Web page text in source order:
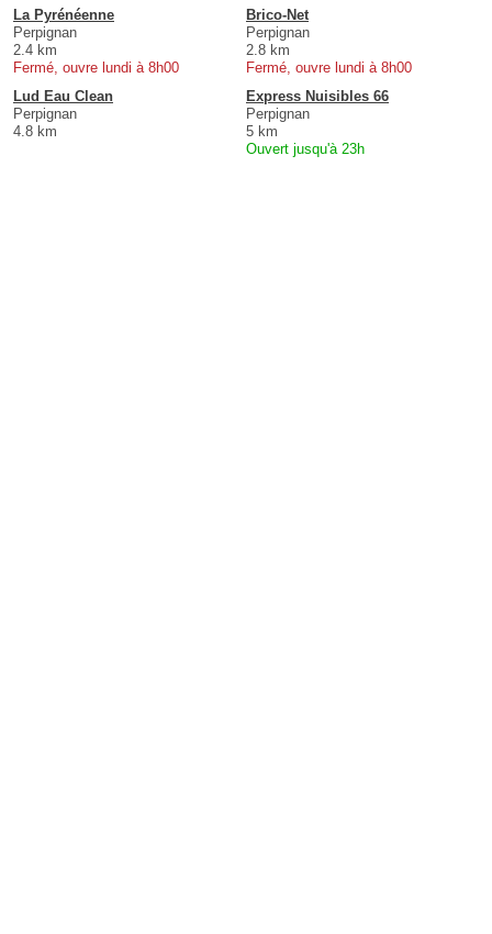
La Pyrénéenne
Perpignan
2.4 km
Fermé, ouvre lundi à 8h00
Brico-Net
Perpignan
2.8 km
Fermé, ouvre lundi à 8h00
Lud Eau Clean
Perpignan
4.8 km
Express Nuisibles 66
Perpignan
5 km
Ouvert jusqu'à 23h